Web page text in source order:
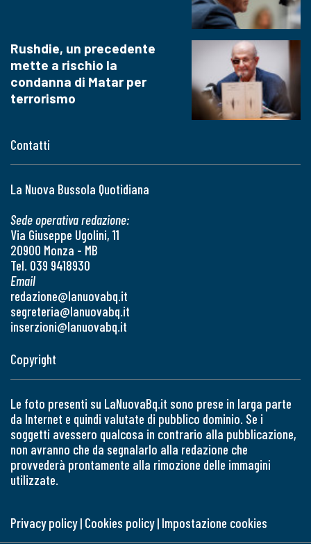
Contatti
La Nuova Bussola Quotidiana
Sede operativa redazione:
Via Giuseppe Ugolini, 11
20900 Monza - MB
Tel. 039 9418930
Email
redazione@lanuovabq.it
segreteria@lanuovabq.it
inserzioni@lanuovabq.it
Rushdie, un precedente
mette a rischio la
condanna di Matar per
terrorismo
Copyright
Le foto presenti su LaNuovaBq.it sono prese in larga parte
da Internet e quindi valutate di pubblico dominio. Se i
soggetti avessero qualcosa in contrario alla pubblicazione,
non avranno che da segnalarlo alla redazione che
provvederà prontamente alla rimozione delle immagini
utilizzate.
Privacy policy| Cookies policy| Impostazione cookies